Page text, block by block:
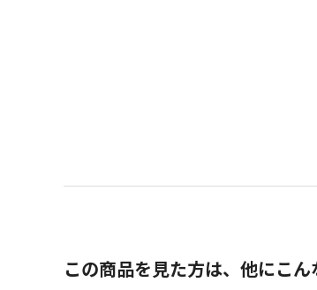
この商品を見た方は、他にこ